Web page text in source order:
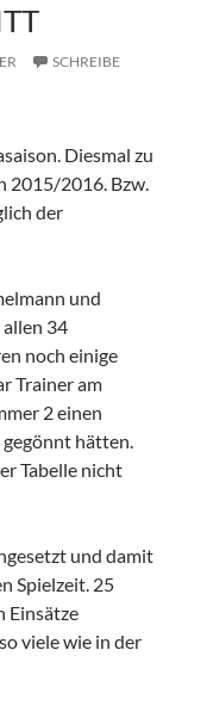
SCHREIBE
Diesmal zu
2015/2016. Bzw.
der
und
34
noch einige
Trainer am
2 einen
gegönnt hätten.
Tabelle nicht
und damit
Spielzeit. 25
Einsätze
viele wie in der